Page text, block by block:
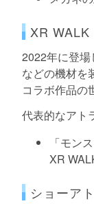
XR WALK
2022年に登
などの機材を
コラボ作品の
代表的なアト
「モン
XR
ショーア